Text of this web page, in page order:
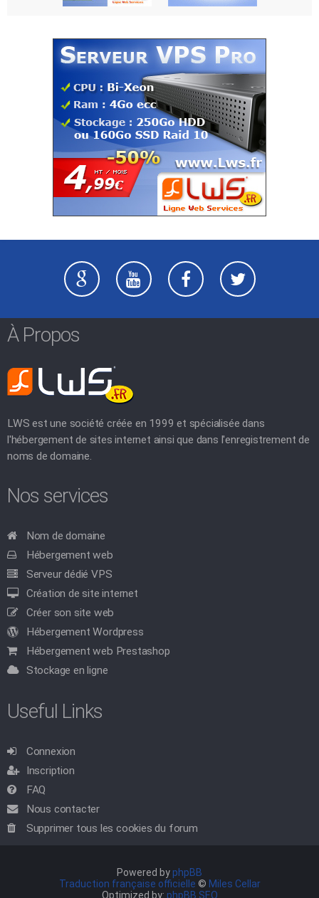
À Propos
LWS est une société créée en 1999 et spécialisée dans
l'hébergement de sites internet ainsi que dans l'enregistrement de
noms de domaine.
Nos services
Nom de domaine
Hébergement web
Serveur dédié VPS
Création de site internet
Créer son site web
Hébergement Wordpress
Hébergement web Prestashop
Stockage en ligne
Useful Links
Connexion
Inscription
FAQ
Nous contacter
Supprimer tous les cookies du forum
Powered byphpBB
Traduction française officielle © Miles Cellar
Optimized by: phpBB SEO